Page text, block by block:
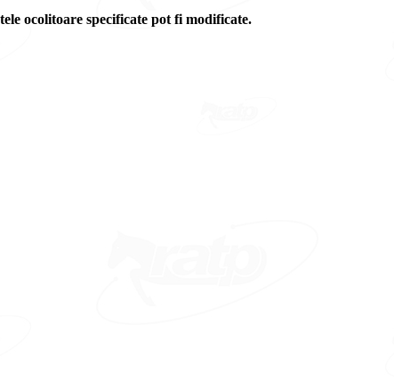
ocolitoare specificate pot fi modificate.